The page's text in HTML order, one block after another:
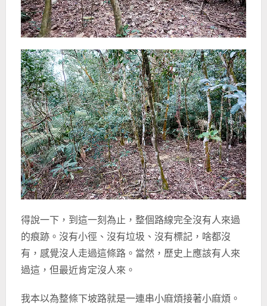
得說一下，到這一刻為止，整個路線完全沒有人來過
的痕跡。沒有小徑、沒有垃圾、沒有標記，啥都沒
有，感覺沒人走過這條路。當然，歷史上應該有人來
過這，但最近肯定沒人來。
我本以為整條下坡路就是一連串小麻煩接著小麻煩。